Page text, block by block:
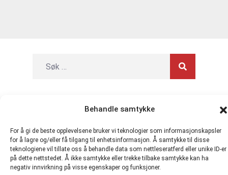
Behandle samtykke
For å gi de beste opplevelsene bruker vi teknologier som informasjonskapsler
for å lagre og/eller få tilgang til enhetsinformasjon. Å samtykke til disse
teknologiene vil tillate oss å behandle data som nettleseratferd eller unike ID-er
på dette nettstedet. Å ikke samtykke eller trekke tilbake samtykke kan ha
negativ innvirkning på visse egenskaper og funksjoner.
Personvern og tjenestevilkår
Direkte Kompetanse AS 916481721 MVA |hmskurs.net|
hmskurs.no|verneombudhms.no |hmsdirekte.no